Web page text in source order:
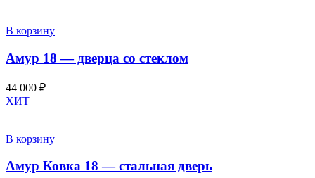
В корзину
Амур 18 — дверца со стеклом
44 000 ₽
ХИТ
В корзину
Амур Ковка 18 — стальная дверь